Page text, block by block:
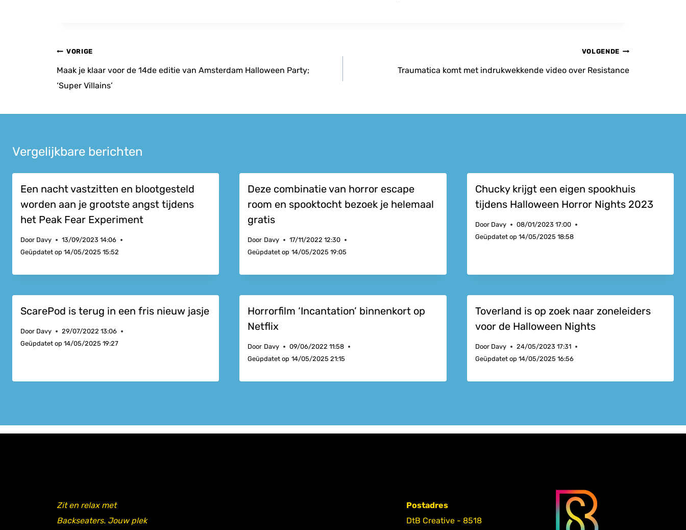
Bericht
navigatie
VORIGE
Maak je klaar voor de 14de editie van Amsterdam Halloween Party;
‘Super Villains’
VOLGENDE
Traumatica komt met indrukwekkende video over Resistance
Vergelijkbare berichten
Een nacht vastzitten en blootgesteld
worden aan je grootste angst tijdens
het Peak Fear Experiment
Door Davy
13/09/2023 14:06
Geüpdatet op 14/05/2025 15:52
Deze combinatie van horror escape
room en spooktocht bezoek je helemaal
gratis
Door Davy
17/11/2022 12:30
Geüpdatet op 14/05/2025 19:05
Chucky krijgt een eigen spookhuis
tijdens Halloween Horror Nights 2023
Door Davy
08/01/2023 17:00
Geüpdatet op 14/05/2025 18:58
ScarePod is terug in een fris nieuw jasje
Door Davy
29/07/2022 13:06
Geüpdatet op 14/05/2025 19:27
Horrorfilm ‘Incantation’ binnenkort op
Netflix
Door Davy
09/06/2022 11:58
Geüpdatet op 14/05/2025 21:15
Toverland is op zoek naar zoneleiders
voor de Halloween Nights
Door Davy
24/05/2023 17:31
Geüpdatet op 14/05/2025 16:56
Zit en relax met
Backseaters. Jouw plek
Postadres
DtB Creative - 8518